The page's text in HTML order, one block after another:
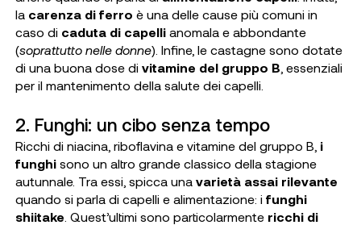
la carenza di ferro è una delle cause più comuni in
caso di caduta di capellianomala e abbondante
(soprattutto nelle donne). Infine, le castagne sono dotate
di una buona dose di vitamine del gruppo B , essenziali
per il mantenimento della salute dei capelli.
2. Funghi: un cibo senza tempo
Ricchi di niacina, riboflavina e vitamine del gruppo B, i
funghi sono un altro grande classico della stagione
autunnale. Tra essi, spicca unavarietà assai rilevante
quando si parla di capelli e alimentazione: i funghi
shiitake . Quest’ultimi sono particolarmente ricchi di